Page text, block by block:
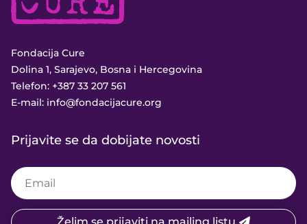
Fondacija Cure
Dolina 1, Sarajevo, Bosna i Hercegovina
Telefon: +387 33 207 561
E-mail: info@fondacijacure.org
Prijavite se da dobijate novosti